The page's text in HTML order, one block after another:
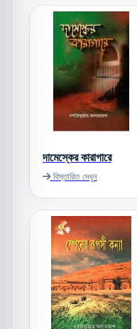
দামেস্কের কারাগারে
বিস্তারিত দেখুন